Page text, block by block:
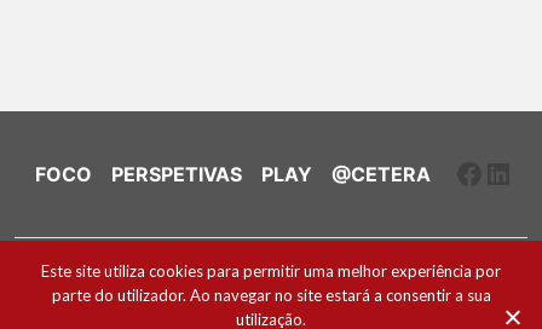
FOCO PERSPETIVAS PLAY @CETERA
Ficha Técnica e Estatuto Editorial
Política de Cookies
Este site utiliza cookies para permitir uma melhor experiência por
parte do utilizador. Ao navegar no site estará a consentir a sua
utilização.